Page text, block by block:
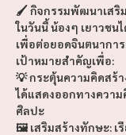
🖌️ กิจกรรมพัฒนาเสริ
ในวันนี้ น้องๆ เยาวชน
เพื่อต่อยอดจินตนากา
เป้าหมายสำคัญเพื่อ:
💡 กระตุ้นความคิดสร้
ได้แสดงออกทางควา
ศิลปะ
🖼️ เสริมสร้างทักษะ: เ